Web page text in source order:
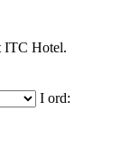
ITC Hotel.
I ord: